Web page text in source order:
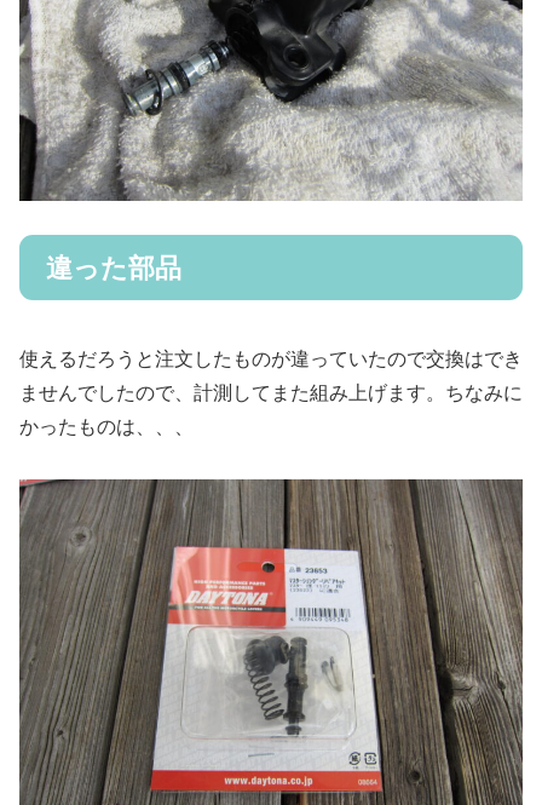
違った部品
使えるだろうと注文したものが違っていたので交換はでき
ませんでしたので、計測してまた組み上げます。ちなみに
かったものは、、、